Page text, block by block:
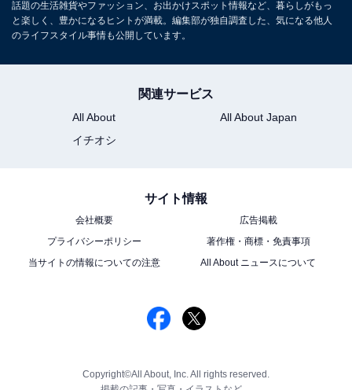
話題の生活雑貨やファッション、お出かけスポット情報など、暮らしがもっ
と楽しく、豊かになるヒントが満載。編集部が独自調査した、気になる他人
のライフスタイル事情も公開しています。
関連サービス
All About
All About Japan
イチオシ
サイト情報
会社概要
広告掲載
プライバシーポリシー
著作権・商標・免責事項
当サイトの情報についての注意
All About ニュースについて
Copyright©All About, Inc. All rights reserved.